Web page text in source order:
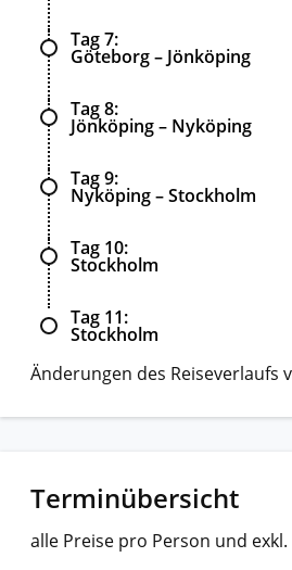
Tag 7
Göteborg – Jönköping
Tag 8
Jönköping – Nyköping
Tag 9
Nyköping – Stockholm
Tag 10
Stockholm
Tag 11
Stockholm
Änderungen des Reiseverlaufs
Terminübersicht
alle Preise pro Person und